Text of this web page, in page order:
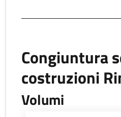
Congiuntura
costruzioni
Volumi